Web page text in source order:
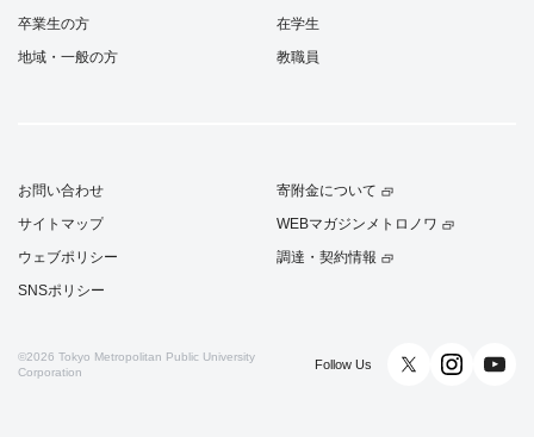
卒業生の方
地域・一般の方
在学生
教職員
お問い合わせ
サイトマップ
ウェブポリシー
SNSポリシー
寄附金について
WEBマガジンメトロノワ
調達・契約情報
©2026 Tokyo Metropolitan Public University
Corporation
Follow Us